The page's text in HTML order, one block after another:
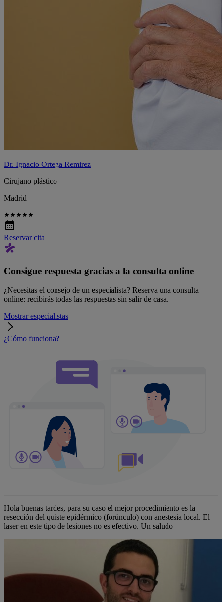
Dr. Ignacio Ortega Remirez
Cirujano plástico
Madrid
Reservar cita
Consigue respuesta gracias a la consulta online
¿Necesitas el consejo de un especialista? Reserva una consulta
online: recibirás todas las respuestas sin salir de casa.
Mostrar especialistas
¿Cómo funciona?
Hola buenas tardes, para su caso el mejor procedimiento es la
resección del quiste epidérmico (forúnculo) con anestesia local. El
laser en este tipo de lesiones no es efectivo. Un saludo